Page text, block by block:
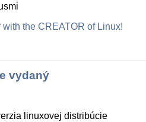
the CREATOR of Linux!
vydaný
linuxovej distribúcie